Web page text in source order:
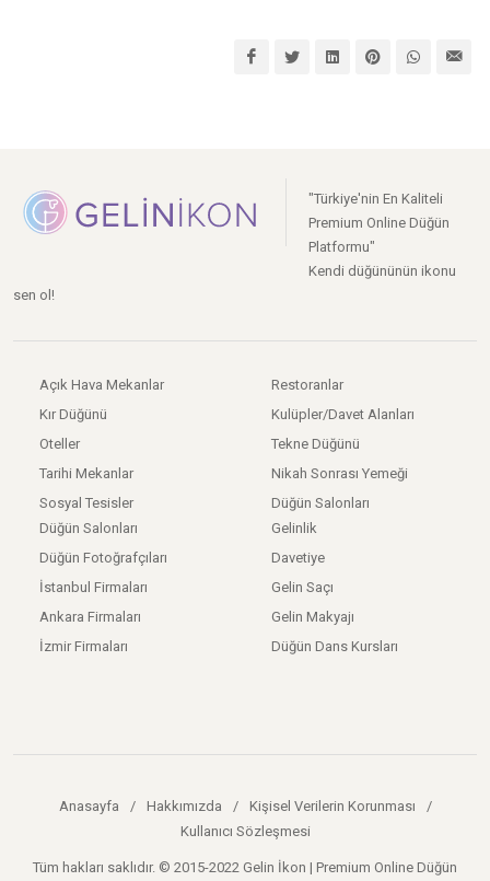
"Türkiye'nin En Kaliteli
Premium Online Düğün
Platformu"
Kendi düğününün ikonu
sen ol!
Açık Hava Mekanlar
Kır Düğünü
Oteller
Tarihi Mekanlar
Sosyal Tesisler
Restoranlar
Kulüpler/Davet Alanları
Tekne Düğünü
Nikah Sonrası Yemeği
Düğün Salonları
Düğün Salonları
Düğün Fotoğrafçıları
İstanbul Firmaları
Ankara Firmaları
İzmir Firmaları
Gelinlik
Davetiye
Gelin Saçı
Gelin Makyajı
Düğün Dans Kursları
Anasayfa / Hakkımızda / Kişisel Verilerin Korunması
/
Kullanıcı Sözleşmesi
Tüm hakları saklıdır. © 2015-2022 Gelin İkon | Premium Online Düğün